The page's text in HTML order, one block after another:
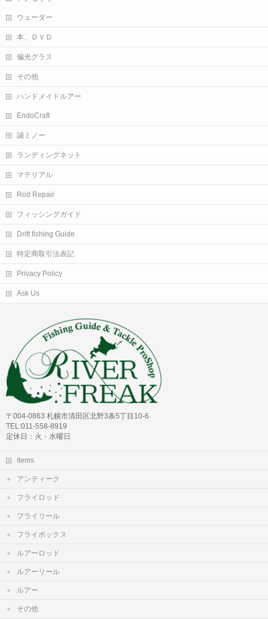
ウェーダー
本、ＤＶＤ
偏光グラス
その他
ハンドメイドルアー
EndoCraft
誠ミノー
ランディングネット
マテリアル
Rod Repair
フィッシングガイド
Drift fishing Guide
特定商取引法表記
Privacy Policy
Ask Us
〒004-0863 札幌市清田区北野3条5丁目10-6
TEL:011-558-8919
定休日：火・水曜日
Items
アンティーク
フライロッド
フライリール
フライボックス
ルアーロッド
ルアーリール
ルアー
その他